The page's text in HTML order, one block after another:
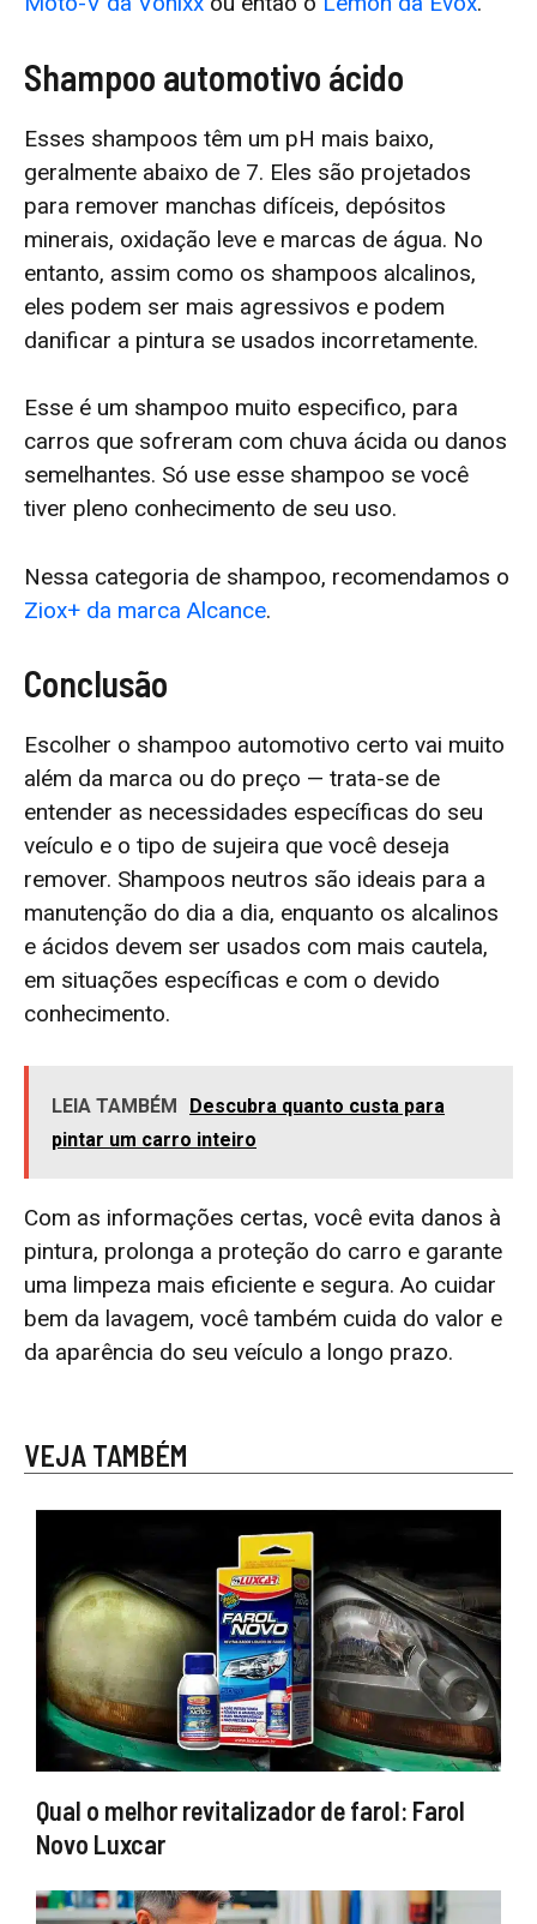
Shampoo automotivo ácido
Esses shampoos têm um pH mais baixo,
geralmente abaixo de 7. Eles são projetados
para remover manchas difíceis, depósitos
minerais, oxidação leve e marcas de água. No
entanto, assim como os shampoos alcalinos,
eles podem ser mais agressivos e podem
danificar a pintura se usados ​​incorretamente.
Esse é um shampoo muito especifico, para
carros que sofreram com chuva ácida ou danos
semelhantes. Só use esse shampoo se você
tiver pleno conhecimento de seu uso.
Nessa categoria de shampoo, recomendamos o
Ziox+ da marca Alcance.
Conclusão
Escolher o shampoo automotivo certo vai muito
além da marca ou do preço — trata-se de
entender as necessidades específicas do seu
veículo e o tipo de sujeira que você deseja
remover. Shampoos neutros são ideais para a
manutenção do dia a dia, enquanto os alcalinos
e ácidos devem ser usados com mais cautela,
em situações específicas e com o devido
conhecimento.
LEIA TAMBÉM
Descubra quanto custa para
pintar um carro inteiro
Com as informações certas, você evita danos à
pintura, prolonga a proteção do carro e garante
uma limpeza mais eficiente e segura. Ao cuidar
bem da lavagem, você também cuida do valor e
da aparência do seu veículo a longo prazo.
VEJA TAMBÉM
Qual o melhor revitalizador de farol: Farol
Novo Luxcar